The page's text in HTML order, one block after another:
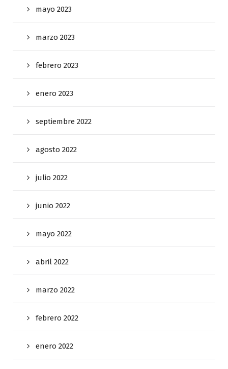
mayo 2023
marzo 2023
febrero 2023
enero 2023
septiembre 2022
agosto 2022
julio 2022
junio 2022
mayo 2022
abril 2022
marzo 2022
febrero 2022
enero 2022